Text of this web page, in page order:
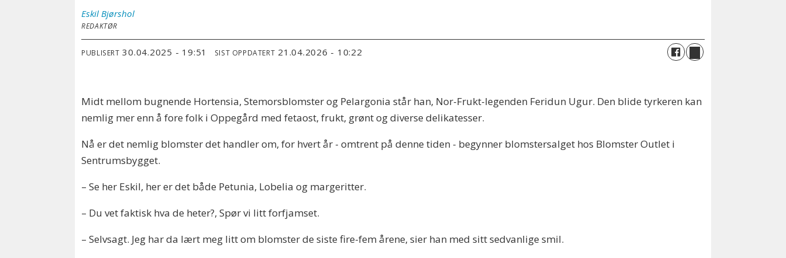
Eskil Bjørshol
REDAKTØR
PUBLISERT 30.04.2025 - 19:51 SIST OPPDATERT 21.04.2026 - 10:22
Midt mellom bugnende Hortensia, Stemorsblomster og Pelargonia står han, Nor-Frukt-legenden Feridun Ugur. Den blide tyrkeren kan
nemlig mer enn å fore folk i Oppegård med fetaost, frukt, grønt og diverse delikatesser.
Nå er det nemlig blomster det handler om, for hvert år - omtrent på denne tiden - begynner blomstersalget hos Blomster Outlet i
Sentrumsbygget.
– Se her Eskil, her er det både Petunia, Lobelia og margeritter.
– Du vet faktisk hva de heter?, Spør vi litt forfjamset.
– Selvsagt. Jeg har da lært meg litt om blomster de siste fire-fem årene, sier han med sitt sedvanlige smil.